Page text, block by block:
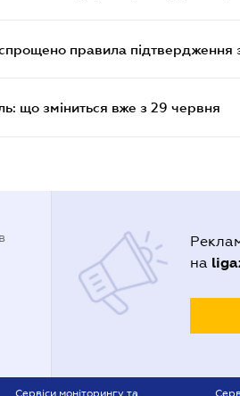
правила підтвердження
що зміниться вже з 29 червня
на
Сервіси моніторингу та